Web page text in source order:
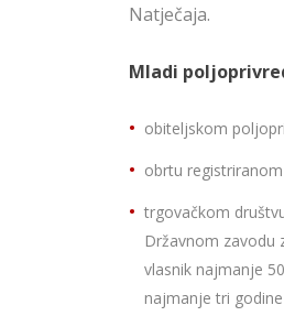
Natječaja.
Mladi
obiteljskom
obrtu
trgovačkom
Državnom zavodu
vlasnik najmanje
najmanje tri